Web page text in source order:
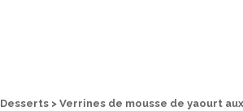
Desserts > Verrines de mousse de yaourt